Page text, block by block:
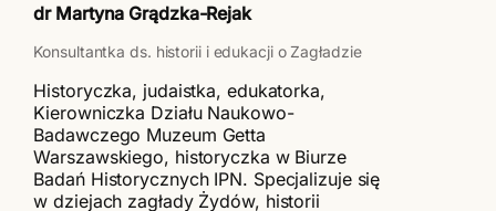
dr Martyna Grądzka-Rejak
Konsultantka ds. historii i edukacji o Zagładzie
Historyczka, judaistka, edukatorka,
Kierowniczka Działu Naukowo-
Badawczego Muzeum Getta
Warszawskiego, historyczka w Biurze
Badań Historycznych IPN. Specjalizuje się
w dziejach zagłady Żydów, historii